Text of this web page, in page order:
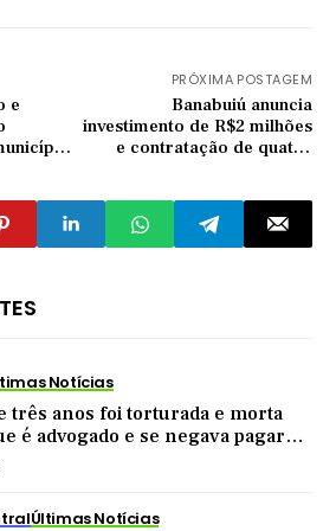
e
PRÓXIMA POSTAGEM
Banabuiú anuncia
investimento de R$2 milhões
e contratação de quatro
Notícias
três anos foi torturada e morta
é advogado e se negava pagar
Últimas Notícias